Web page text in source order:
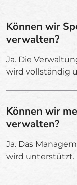
Können wir
verwalten?
Ja. Die
wird vollständig
Können wir
verwalten?
Ja. Das
wird unterstützt.